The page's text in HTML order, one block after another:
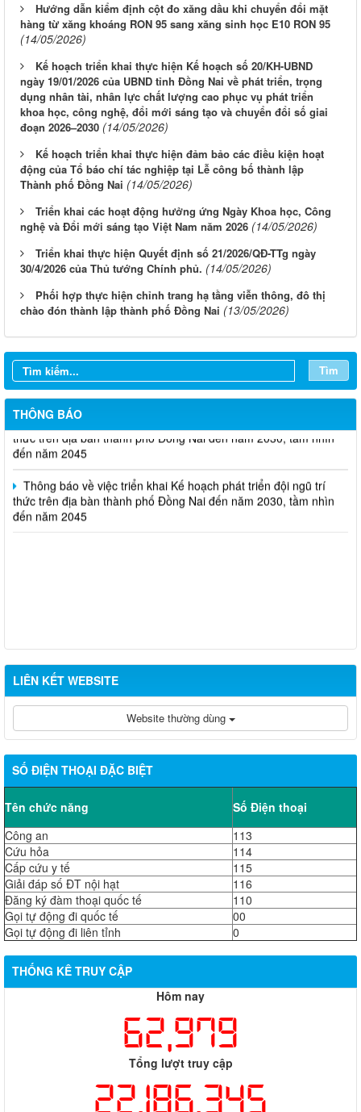
Hướng dẫn kiểm định cột đo xăng dầu khi chuyển đổi mặt
hàng từ xăng khoáng RON 95 sang xăng sinh học E10 RON 95
(14/05/2026)
Kế hoạch triển khai thực hiện Kế hoạch số 20/KH-UBND
ngày 19/01/2026 của UBND tỉnh Đồng Nai về phát triển, trọng
dụng nhân tài, nhân lực chất lượng cao phục vụ phát triển
khoa học, công nghệ, đổi mới sáng tạo và chuyển đổi số giai
đoạn 2026–2030 (14/05/2026)
Kế hoạch triển khai thực hiện đảm bảo các điều kiện hoạt
động của Tổ báo chí tác nghiệp tại Lễ công bố thành lập
Thành phố Đồng Nai (14/05/2026)
Triển khai các hoạt động hưởng ứng Ngày Khoa học, Công
nghệ và Đổi mới sáng tạo Việt Nam năm 2026 (14/05/2026)
Triển khai thực hiện Quyết định số 21/2026/QĐ-TTg ngày
30/4/2026 của Thủ tướng Chính phủ. (14/05/2026)
Phối hợp thực hiện chỉnh trang hạ tầng viễn thông, đô thị
chào đón thành lập thành phố Đồng Nai (13/05/2026)
Tìm
THÔNG BÁO
Thông báo Tuyển chọn tổ chức và cá nhân chủ trì thực hiện
nhiệm vụ khoa học và công nghệ cấp thành phố sử dụng ngân
sách nhà nước đặt hàng thực hiện năm 2026 (đợt 1) lần 3
Thông báo Kế hoạch mở hồ sơ tham gia Tuyển chọn tổ chức và
cá nhân chủ trì thực hiện nhiệm vụ khoa học và công nghệ thực
hiện năm 2026 (đợt 1) lần 2
Thông báo về việc triển khai Kế hoạch phát triển đội ngũ trí
thức trên địa bàn thành phố Đồng Nai đến năm 2030, tầm nhìn
đến năm 2045
Thông báo về việc triển khai Kế hoạch phát triển đội ngũ trí
thức trên địa bàn thành phố Đồng Nai đến năm 2030, tầm nhìn
đến năm 2045
LIÊN KẾT WEBSITE
Website thường dùng
SỐ ĐIỆN THOẠI ĐẶC BIỆT
Tên chức năng
Số Điện thoại
Công an
113
Cứu hỏa
114
Cấp cứu y tế
115
Giải đáp số ĐT nội hạt
116
Đăng ký đàm thoại quốc tế
110
Gọi tự động đi quốc tế
00
Gọi tự động đi liên tỉnh
0
THỐNG KÊ TRUY CẬP
Hôm nay
62,979
Tổng lượt truy cập
22,186,345